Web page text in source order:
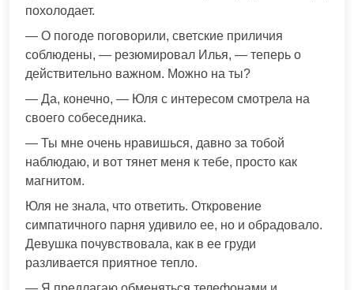
похолодает.
— О погоде поговорили, светские приличия
соблюдены, — резюмировал Илья, — теперь о
действительно важном. Можно на ты?
— Да, конечно, — Юля с интересом смотрела на
своего собеседника.
— Ты мне очень нравишься, давно за тобой
наблюдаю, и вот тянет меня к тебе, просто как
магнитом.
Юля не знала, что ответить. Откровение
симпатичного парня удивило ее, но и обрадовало.
Девушка почувствовала, как в ее груди
разливается приятное тепло.